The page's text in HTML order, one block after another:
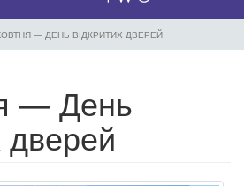
— ДЕНЬ ВІДКРИТИХ ДВЕРЕЙ
— День
дверей